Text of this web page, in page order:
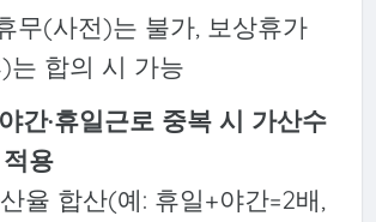
무(사전)는 불가, 보상휴가
는 합의 시 가능
간·휴일근로 중복 시 가산수
용
율 합산(예: 휴일+야간=2배,